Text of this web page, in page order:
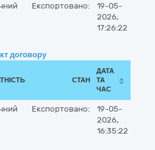
Експортовано:
19-05-
2026,
17:26:22
договору
СТАН
ДАТА
ТА
ЧАС
Експортовано:
19-05-
2026,
16:35:22